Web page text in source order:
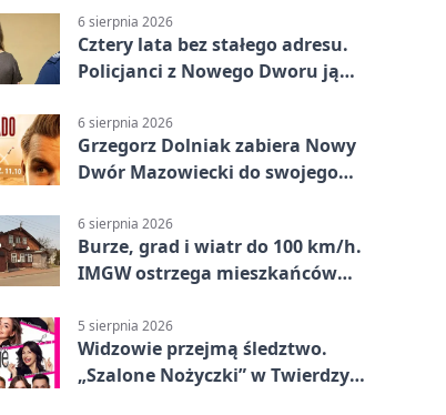
6 sierpnia 2026
Cztery lata bez stałego adresu.
Policjanci z Nowego Dworu ją
6 sierpnia 2026
Grzegorz Dolniak zabiera Nowy
Dwór Mazowiecki do swojego
6 sierpnia 2026
Burze, grad i wiatr do 100 km/h.
IMGW ostrzega mieszkańców
5 sierpnia 2026
Widzowie przejmą śledztwo.
„Szalone Nożyczki” w Twierdzy